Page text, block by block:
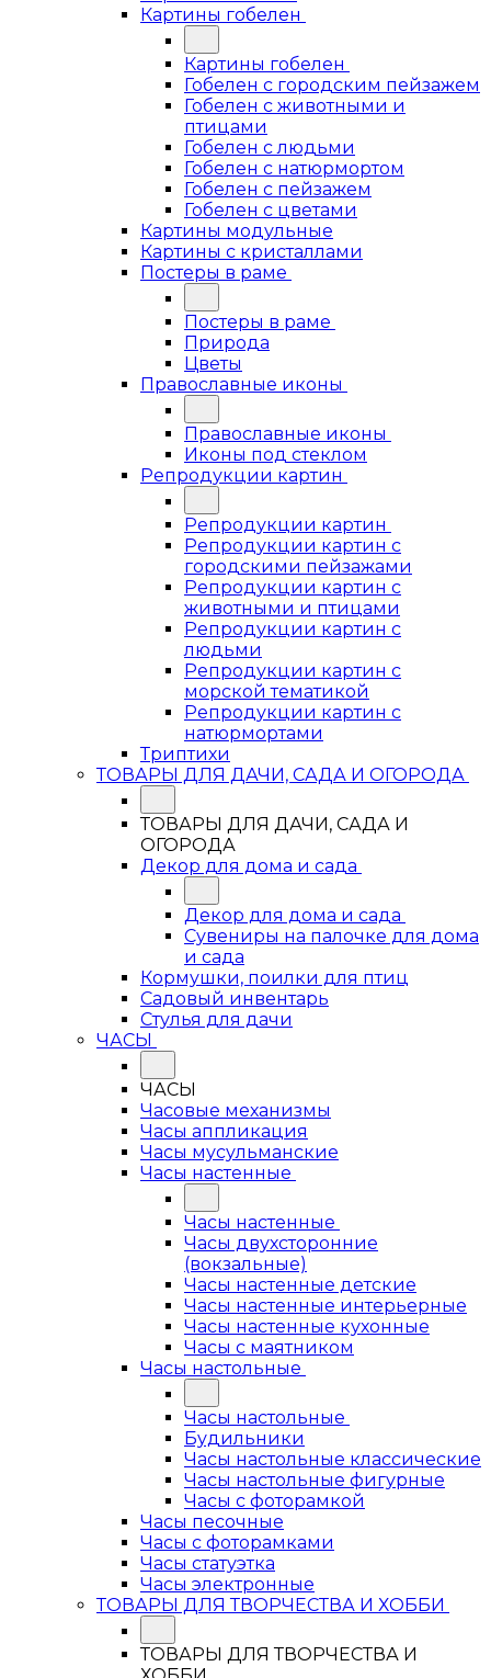
Картины гобелен
Картины гобелен
Гобелен с городским пейзажем
Гобелен с животными и
птицами
Гобелен с людьми
Гобелен с натюрмортом
Гобелен с пейзажем
Гобелен с цветами
Картины модульные
Картины с кристаллами
Постеры в раме
Постеры в раме
Природа
Цветы
Православные иконы
Православные иконы
Иконы под стеклом
Репродукции картин
Репродукции картин
Репродукции картин с
городскими пейзажами
Репродукции картин с
животными и птицами
Репродукции картин с
людьми
Репродукции картин с
морской тематикой
Репродукции картин с
натюрмортами
Триптихи
ТОВАРЫ ДЛЯ ДАЧИ, САДА И ОГОРОДА
ТОВАРЫ ДЛЯ ДАЧИ, САДА И
ОГОРОДА
Декор для дома и сада
Декор для дома и сада
Сувениры на палочке для дома
и сада
Кормушки, поилки для птиц
Садовый инвентарь
Стулья для дачи
ЧАСЫ
ЧАСЫ
Часовые механизмы
Часы аппликация
Часы мусульманские
Часы настенные
Часы настенные
Часы двухсторонние
(вокзальные)
Часы настенные детские
Часы настенные интерьерные
Часы настенные кухонные
Часы с маятником
Часы настольные
Часы настольные
Будильники
Часы настольные классические
Часы настольные фигурные
Часы с фоторамкой
Часы песочные
Часы с фоторамками
Часы статуэтка
Часы электронные
ТОВАРЫ ДЛЯ ТВОРЧЕСТВА И ХОББИ
ТОВАРЫ ДЛЯ ТВОРЧЕСТВА И